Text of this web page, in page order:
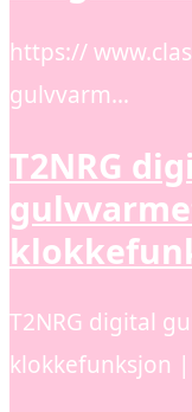
https://
gulvvarm…
T2NRG
T2NRG digital
klokkefunksjon |